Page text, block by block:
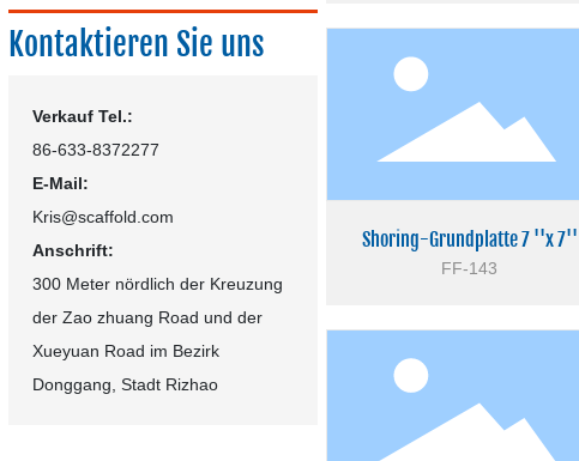
Kontaktieren Sie uns
Verkauf Tel.:
86-633-8372277
E-Mail:
Kris@scaffold.com
Anschrift:
300 Meter nördlich der Kreuzung
der Zao zhuang Road und der
Xueyuan Road im Bezirk
Donggang, Stadt Rizhao
Shoring-Grundplatte 7 ''x 7''
FF-143